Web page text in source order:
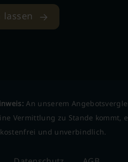
lassen
An unserem
Vermittlung zu Stande
und unverbindlich.